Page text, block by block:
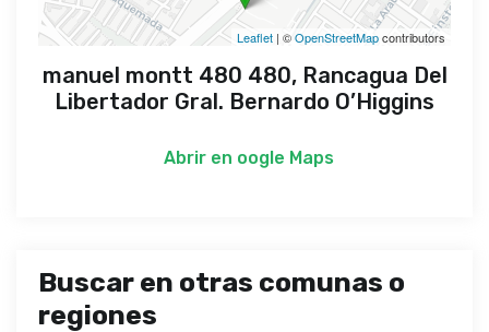
Leaflet | ©OpenStreetMapcontributors
manuel montt 480 480, Rancagua Del
Libertador Gral. Bernardo O’Higgins
Abrir en oogle Maps
Buscar en otras comunas o
regiones